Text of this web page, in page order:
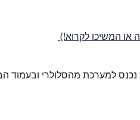
או המשיכו לקרוא!)
למערכת מהסלולרי ובעמוד